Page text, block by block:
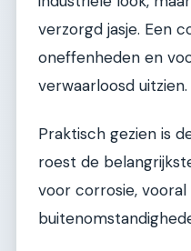
verzorgd jasje. Een
oneffenheden en
verwaarloosd uitzien.
Praktisch gezien is
roest de
voor corrosie,